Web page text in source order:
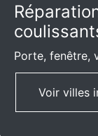
Porte, fenêtre,
Voir villes